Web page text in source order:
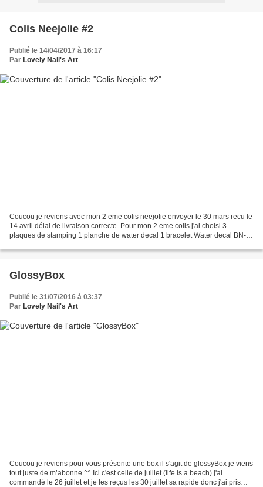
Colis Neejolie #2
Publié le 14/04/2017 à 16:17
Par Lovely Nail's Art
Coucou je reviens avec mon 2 eme colis neejolie envoyer le 30 mars recu le
14 avril délai de livraison correcte. Pour mon 2 eme colis j'ai choisi 3
plaques de stamping 1 planche de water decal 1 bracelet Water decal BN-
GlossyBox
Publié le 31/07/2016 à 03:37
Par Lovely Nail's Art
Coucou je reviens pour vous présente une box il s'agit de glossyBox je viens
tout juste de m’abonne ^^ Ici c'est celle de juillet (life is a beach) j'ai
commandé le 26 juillet et je les reçus les 30 juillet sa rapide donc j'ai pris